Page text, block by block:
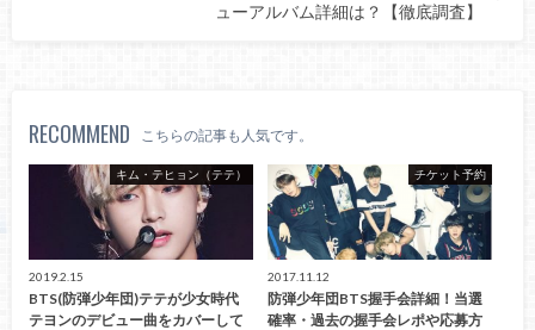
ューアルバム詳細は？【徹底調査】
RECOMMEND こちらの記事も人気です。
キム・テヒョン（テテ）
2019.2.15
BTS(防弾少年団)テテが少女時代
テヨンのデビュー曲をカバーして
チケット予約
2017.11.12
防弾少年団BTS握手会詳細！当選
確率・過去の握手会レポや応募方